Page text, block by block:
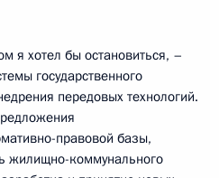
я хотел бы остановиться, –
государственного
передовых технологий.
правовой базы,
жилищно-коммунального